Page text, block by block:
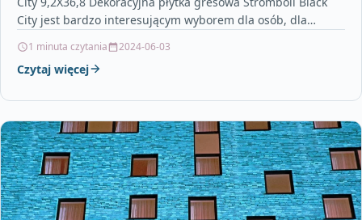
City jest bardzo interesującym wyborem dla osób, dla
1 minuta czytania 2024-06-03
Czytaj więcej